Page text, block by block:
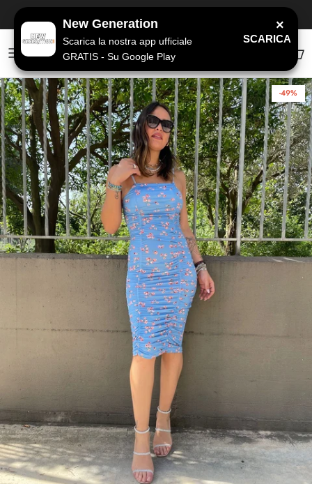
×
New Generation
Scarica la nostra app ufficiale
GRATIS - Su Google Play
SCARICA
Passa ai contenuti
Account
-49%